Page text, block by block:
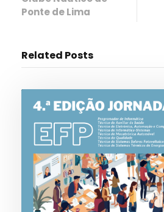
Ponte de Lima
Related Posts